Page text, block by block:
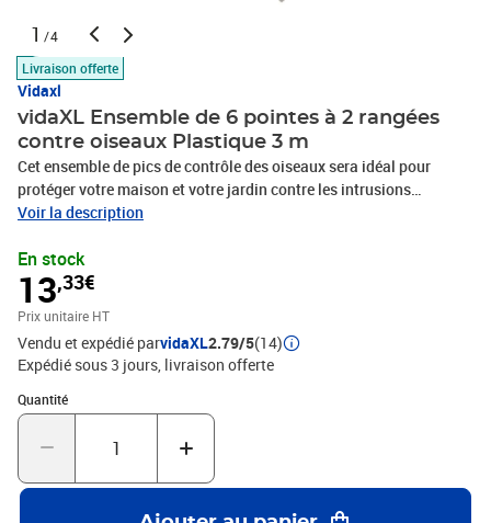
1 /4
Livraison offerte
Vidaxl
vidaXL Ensemble de 6 pointes à 2 rangées
contre oiseaux Plastique 3 m
Cet ensemble de pics de contrôle des oiseaux sera idéal pour
protéger votre maison et votre jardin contre les intrusions
indésirables, telles que les oiseaux, les chats, les ratons laveurs,
applicable et très efficace pour repousser les oiseaux et autres
ravageurs. Grâce au matériau de haute qualité, notre produit est
résistant aux intempéries et à l'eau. La livraison comprend 6
pointes de contrôle des oiseaux.Matériau : Plastique + acier
inoxydableTaille de chaque base de pointe : 50 x 2,5 cm (L x
l)Longueur totale : 3 mHauteur de broche : 115 mmPics en 2
rangéesLa livraison comprend 6 pointes contre oiseaux
Voir la description
En stock
13,33€
Prix unitaire HT
Vendu et expédié parvidaXL2.79/5(14)
Expédié sous 3 jours livraison offerte
Quantité
Quantité : 1